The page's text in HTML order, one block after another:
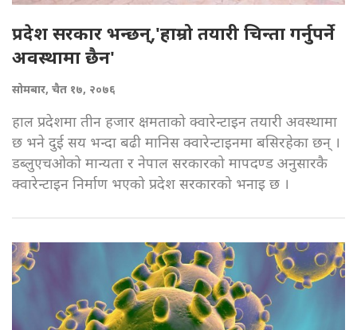
प्रदेश सरकार भन्छन्,'हाम्रो तयारी चिन्ता गर्नुपर्ने
अवस्थामा छैन'
सोमबार, चैत १७, २०७६
हाल प्रदेशमा तीन हजार क्षमताको क्वारेन्टाइन तयारी अवस्थामा
छ भने दुई सय भन्दा बढी मानिस क्वारेन्टाइनमा बसिरहेका छन् ।
डब्लुएचओको मान्यता र नेपाल सरकारको मापदण्ड अनुसारकै
क्वारेन्टाइन निर्माण भएको प्रदेश सरकारको भनाइ छ ।